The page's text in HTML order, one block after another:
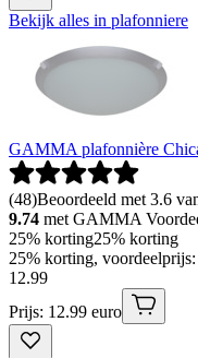
Bekijk alles in plafonniere
GAMMA plafonnière
(48)Beoordeeld met 3.6
9.74 met GAMMA
25% korting25% korting
25% korting,
12.99
Prijs: 12.99 euro